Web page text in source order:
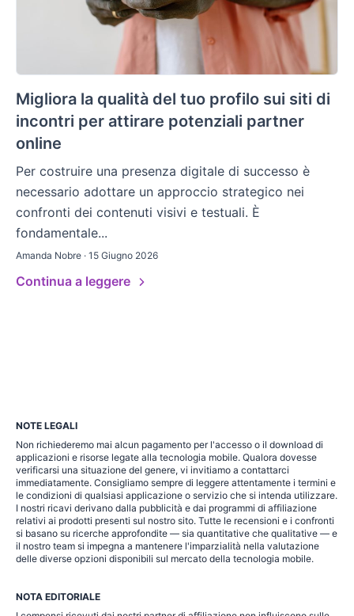
Migliora la qualità del tuo profilo sui siti di
incontri per attirare potenziali partner
online
Per costruire una presenza digitale di successo è
necessario adottare un approccio strategico nei
confronti dei contenuti visivi e testuali. È
fondamentale...
Amanda Nobre · 15 Giugno 2026
Continua a leggere
NOTE LEGALI
Non richiederemo mai alcun pagamento per l'accesso o il download di
applicazioni e risorse legate alla tecnologia mobile. Qualora dovesse
verificarsi una situazione del genere, vi invitiamo a contattarci
immediatamente. Consigliamo sempre di leggere attentamente i termini e
le condizioni di qualsiasi applicazione o servizio che si intenda utilizzare.
I nostri ricavi derivano dalla pubblicità e dai programmi di affiliazione
relativi ai prodotti presenti sul nostro sito. Tutte le recensioni e i confronti
si basano su ricerche approfondite — sia quantitative che qualitative — e
il nostro team si impegna a mantenere l'imparzialità nella valutazione
delle diverse opzioni disponibili sul mercato della tecnologia mobile.
NOTA EDITORIALE